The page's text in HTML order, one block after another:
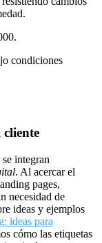
condiciones
integran
. Al acercar el
pages,
necesidad de
ideas y ejemplos
ideas para
cómo las etiquetas